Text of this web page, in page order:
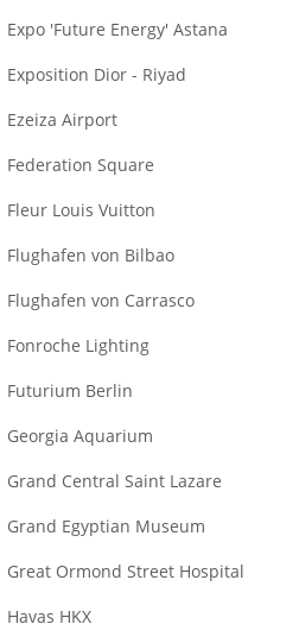
Expo 'Future Energy' Astana
Exposition Dior - Riyad
Ezeiza Airport
Federation Square
Fleur Louis Vuitton
Flughafen von Bilbao
Flughafen von Carrasco
Fonroche Lighting
Futurium Berlin
Georgia Aquarium
Grand Central Saint Lazare
Grand Egyptian Museum
Great Ormond Street Hospital
Havas HKX